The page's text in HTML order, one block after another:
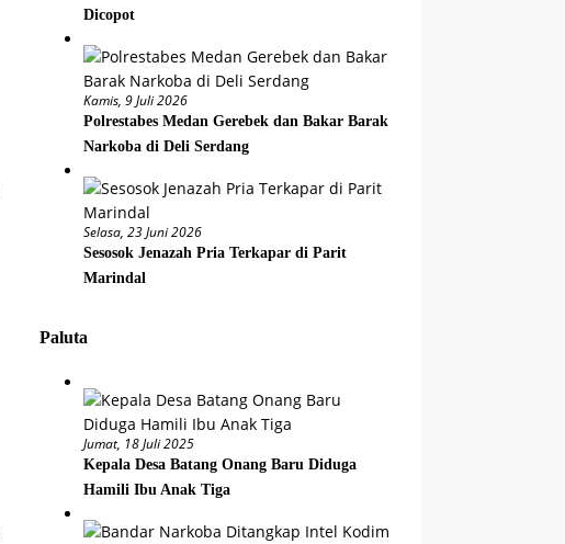
Dicopot
Kamis, 9 Juli 2026
Polrestabes Medan Gerebek dan Bakar Barak
Narkoba di Deli Serdang
Selasa, 23 Juni 2026
Sesosok Jenazah Pria Terkapar di Parit
Marindal
Paluta
Jumat, 18 Juli 2025
Kepala Desa Batang Onang Baru Diduga
Hamili Ibu Anak Tiga